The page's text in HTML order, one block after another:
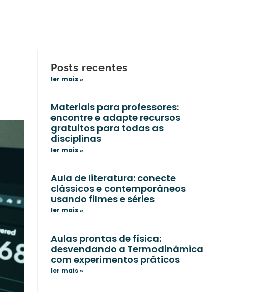
Posts recentes
ler mais »
Materiais para professores:
encontre e adapte recursos
gratuitos para todas as
disciplinas
ler mais »
Aula de literatura: conecte
clássicos e contemporâneos
usando filmes e séries
ler mais »
Aulas prontas de física:
desvendando a Termodinâmica
com experimentos práticos
ler mais »